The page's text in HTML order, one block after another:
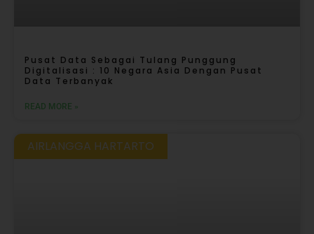
Pusat Data Sebagai Tulang Punggung
Digitalisasi : 10 Negara Asia Dengan Pusat
Data Terbanyak
READ MORE »
AIRLANGGA HARTARTO